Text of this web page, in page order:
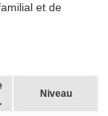
et de
Niveau